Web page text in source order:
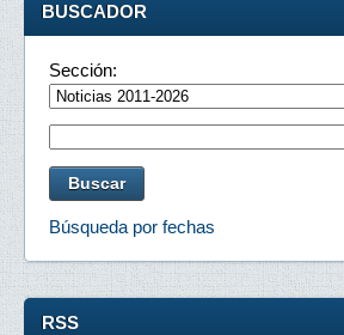
BUSCADOR
Sección:
Búsqueda por fechas
RSS